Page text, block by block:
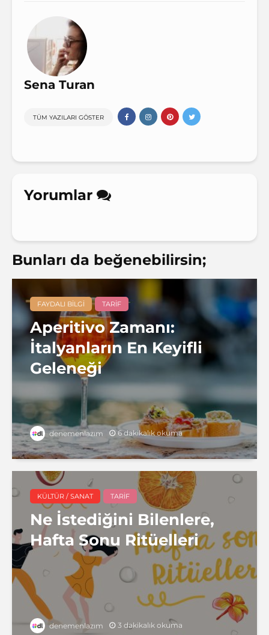
Sena Turan
TÜM YAZILARI GÖSTER
Yorumlar
Bunları da beğenebilirsin;
FAYDALI BILGI TARIF
Aperitivo Zamanı:
İtalyanların En Keyifli
Geleneği
denemenlazım 6 dakikalık okuma
KÜLTÜR / SANAT TARIF
Ne İstediğini Bilenlere,
Hafta Sonu Ritüelleri
denemenlazım 3 dakikalık okuma